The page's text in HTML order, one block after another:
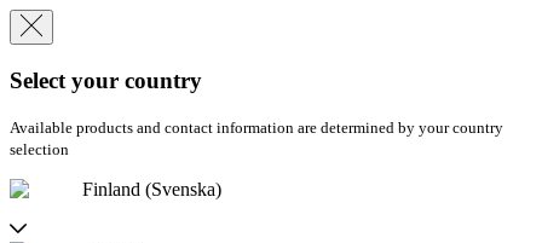
Select your country
Available products and contact information are determined by your country
selection
Finland (Svenska)